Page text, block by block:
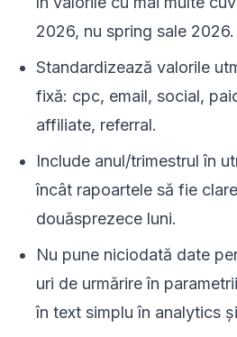
2026, nu spring sale 2026.
Standardizează valorile
fixă: cpc, email, social,
affiliate, referral.
Include anul/trimestrul în
încât rapoartele să fie
douăsprezece luni.
Nu pune niciodată date
uri de urmărire în
în text simplu în analytics